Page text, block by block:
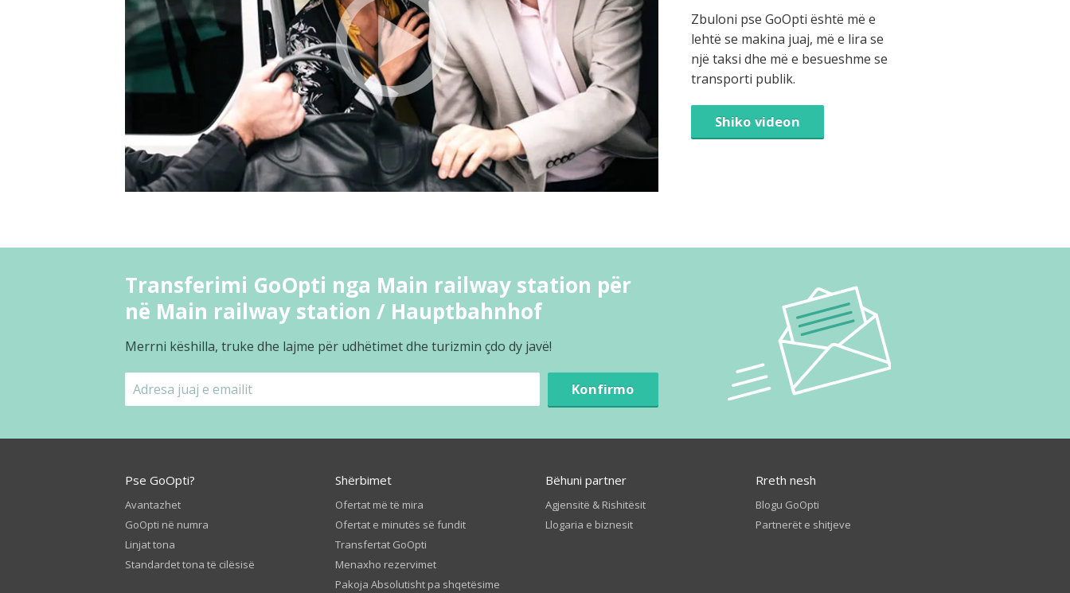
Zbuloni pse GoOpti është më e
lehtë se makina juaj, më e lira se
një taksi dhe më e besueshme se
transporti publik.
Shiko videon
Transferimi GoOpti nga Main railway station për
në Main railway station / Hauptbahnhof
Merrni këshilla, truke dhe lajme për udhëtimet dhe turizmin çdo dy javë!
Konfirmo
Pse GoOpti?
Avantazhet
GoOpti në numra
Linjat tona
Standardet tona të cilësisë
Shërbimet
Ofertat më të mira
Ofertat e minutës së fundit
Transfertat GoOpti
Menaxho rezervimet
Pakoja Absolutisht pa shqetësime
Bëhuni partner
Agjensitë & Rishitësit
Llogaria e biznesit
Rreth nesh
Blogu GoOpti
Partnerët e shitjeve